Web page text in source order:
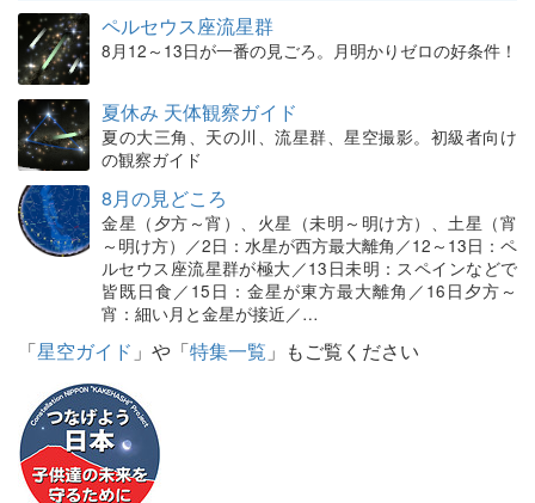
ペルセウス座流星群
8月12～13日が一番の見ごろ。月明かりゼロの好条件！
夏休み 天体観察ガイド
夏の大三角、天の川、流星群、星空撮影。初級者向け
の観察ガイド
8月の見どころ
金星（夕方～宵）、火星（未明～明け方）、土星（宵
～明け方）／2日：水星が西方最大離角／12～13日：ペ
ルセウス座流星群が極大／13日未明：スペインなどで
皆既日食／15日：金星が東方最大離角／16日夕方～
宵：細い月と金星が接近／…
「星空ガイド 」や「特集一覧 」もご覧ください